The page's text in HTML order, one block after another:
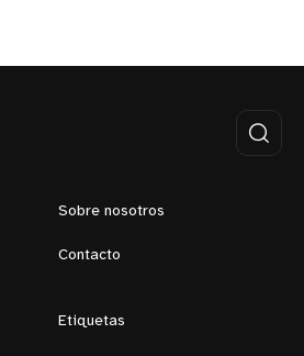
Sobre nosotros
Contacto
Etiquetas